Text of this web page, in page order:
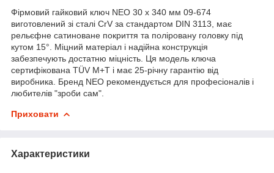
Фірмовий гайковий ключ NEO 30 x 340 мм 09-674
виготовлений зі сталі CrV за стандартом DIN 3113, має
рельєфне сатиноване покриття та поліровану головку під
кутом 15°. Міцний матеріал і надійна конструкція
забезпечують достатню міцність. Ця модель ключа
сертифікована TÜV M+T і має 25-річну гарантію від
виробника. Бренд NEO рекомендується для професіоналів і
любителів "зроби сам".
Приховати
Характеристики